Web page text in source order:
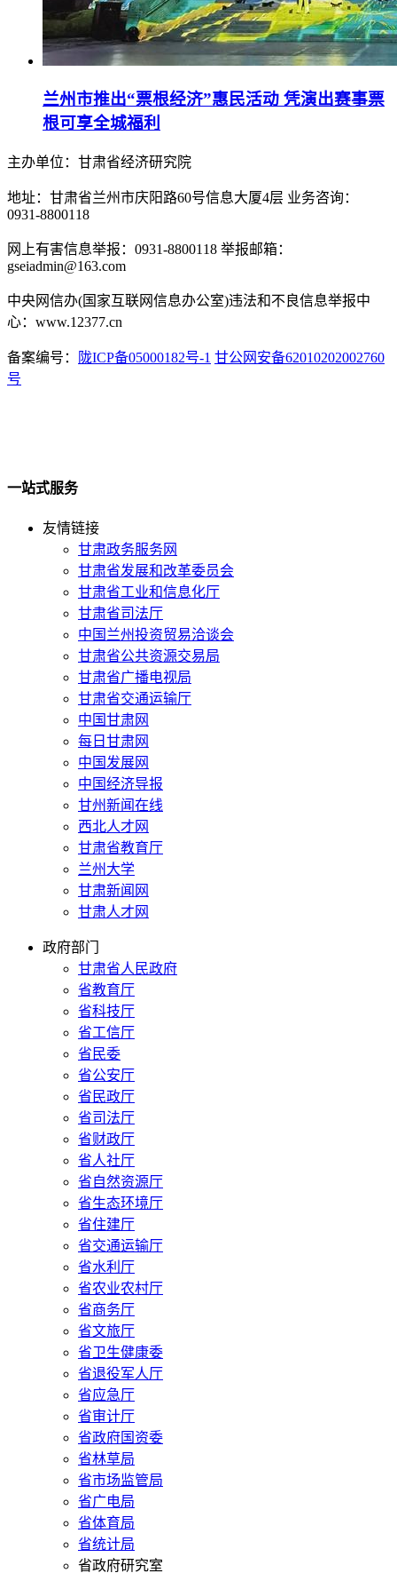
兰州市推出“票根经济”惠民活动 凭演出赛事票
根可享全城福利
主办单位：甘肃省经济研究院
地址：甘肃省兰州市庆阳路60号信息大厦4层 业务咨询：
0931-8800118
网上有害信息举报：0931-8800118 举报邮箱：
gseiadmin@163.com
中央网信办(国家互联网信息办公室)违法和不良信息举报中
心：www.12377.cn
备案编号： 陇ICP备05000182号-1 甘公网安备62010202002760
号
一站式服务
友情链接
甘肃政务服务网
甘肃省发展和改革委员会
甘肃省工业和信息化厅
甘肃省司法厅
中国兰州投资贸易洽谈会
甘肃省公共资源交易局
甘肃省广播电视局
甘肃省交通运输厅
中国甘肃网
每日甘肃网
中国发展网
中国经济导报
甘州新闻在线
西北人才网
甘肃省教育厅
兰州大学
甘肃新闻网
甘肃人才网
政府部门
甘肃省人民政府
省教育厅
省科技厅
省工信厅
省民委
省公安厅
省民政厅
省司法厅
省财政厅
省人社厅
省自然资源厅
省生态环境厅
省住建厅
省交通运输厅
省水利厅
省农业农村厅
省商务厅
省文旅厅
省卫生健康委
省退役军人厅
省应急厅
省审计厅
省政府国资委
省林草局
省市场监管局
省广电局
省体育局
省统计局
省政府研究室